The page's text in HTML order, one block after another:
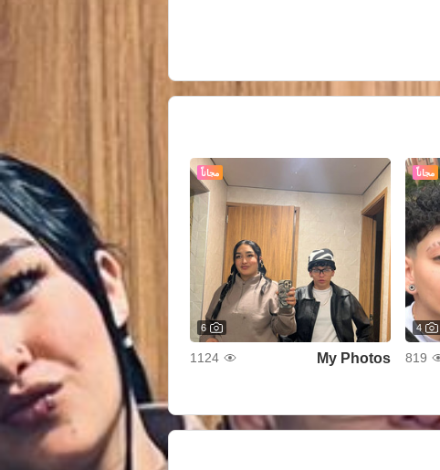
مجاناً
4
819
مجاناً
6
My Photos
1124